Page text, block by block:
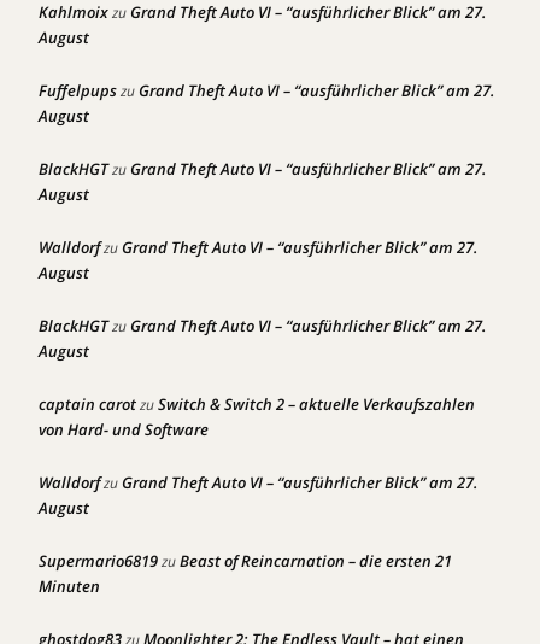
KahlmoixzuGrand Theft Auto VI – “ausführlicher Blick” am 27.
August
FuffelpupszuGrand Theft Auto VI – “ausführlicher Blick” am 27.
August
BlackHGTzuGrand Theft Auto VI – “ausführlicher Blick” am 27.
August
WalldorfzuGrand Theft Auto VI – “ausführlicher Blick” am 27.
August
BlackHGTzuGrand Theft Auto VI – “ausführlicher Blick” am 27.
August
captain carotzuSwitch & Switch 2 – aktuelle Verkaufszahlen
von Hard- und Software
WalldorfzuGrand Theft Auto VI – “ausführlicher Blick” am 27.
August
Supermario6819zuBeast of Reincarnation – die ersten 21
Minuten